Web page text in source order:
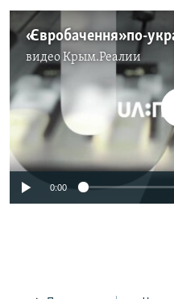
видеоКрым.Реалии
No media
0:00